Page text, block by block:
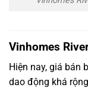
Vinhomes
Hiện nay, giá bán
dao động khá